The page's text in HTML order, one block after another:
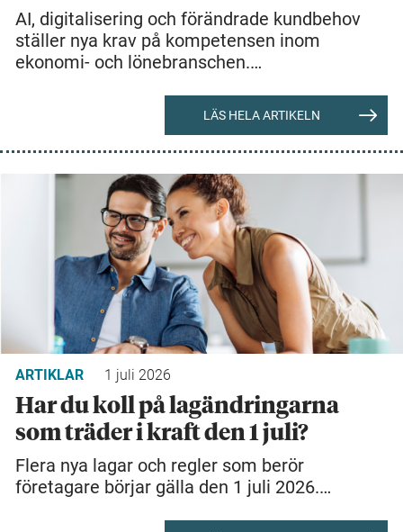
AI, digitalisering och förändrade kundbehov
ställer nya krav på kompetensen inom
ekonomi- och lönebranschen.…
LÄS HELA ARTIKELN
ARTIKLAR 1 juli 2026
Har du koll på lagändringarna
som träder i kraft den 1 juli?
Flera nya lagar och regler som berör
företagare börjar gälla den 1 juli 2026.…